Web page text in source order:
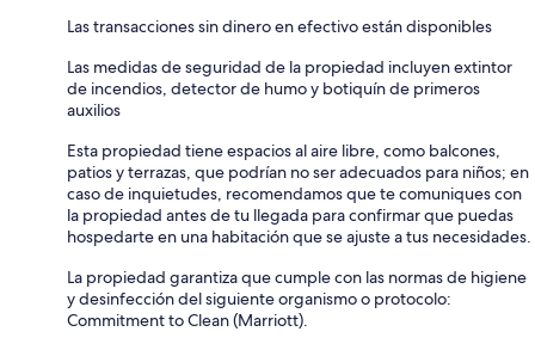
Las transacciones sin dinero en efectivo están disponibles
Las medidas de seguridad de la propiedad incluyen extintor
de incendios, detector de humo y botiquín de primeros
auxilios
Esta propiedad tiene espacios al aire libre, como balcones,
patios y terrazas, que podrían no ser adecuados para niños; en
caso de inquietudes, recomendamos que te comuniques con
la propiedad antes de tu llegada para confirmar que puedas
hospedarte en una habitación que se ajuste a tus necesidades.
La propiedad garantiza que cumple con las normas de higiene
y desinfección del siguiente organismo o protocolo:
Commitment to Clean (Marriott).